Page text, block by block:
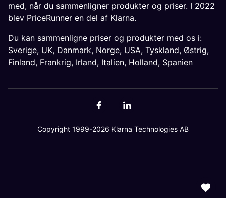
med, når du sammenligner produkter og priser. I 2022
blev PriceRunner en del af Klarna.
Du kan sammenligne priser og produkter med os i:
Sverige, UK, Danmark, Norge, USA, Tyskland, Østrig,
Finland, Frankrig, Irland, Italien, Holland, Spanien
Copyright 1999-2026 Klarna Technologies AB